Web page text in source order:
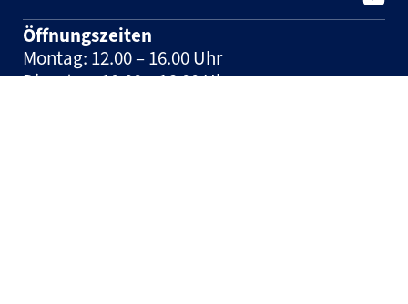
Öffnungszeiten
Montag: 12.00 – 16.00 Uhr
Dienstag: 10.00 – 16.00 Uhr